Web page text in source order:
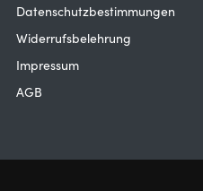
Datenschutzbestimmungen
Widerrufsbelehrung
Impressum
AGB